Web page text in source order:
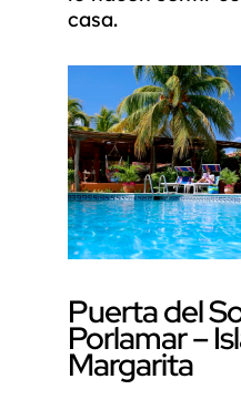
casa.
Puerta del
Porlamar –
Margarita